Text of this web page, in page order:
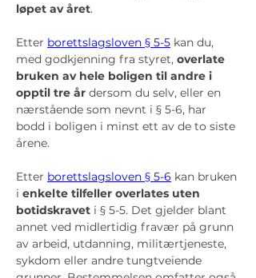
løpet av året.
Etter borettslagsloven § 5-5 kan du,
med godkjenning fra styret, overlate
bruken av hele boligen til andre i
opptil tre år dersom du selv, eller en
nærstående som nevnt i § 5-6, har
bodd i boligen i minst ett av de to siste
årene.
Etter borettslagsloven § 5-6 kan bruken
i enkelte tilfeller overlates uten
botidskravet i § 5-5. Det gjelder blant
annet ved midlertidig fravær på grunn
av arbeid, utdanning, militærtjeneste,
sykdom eller andre tungtveiende